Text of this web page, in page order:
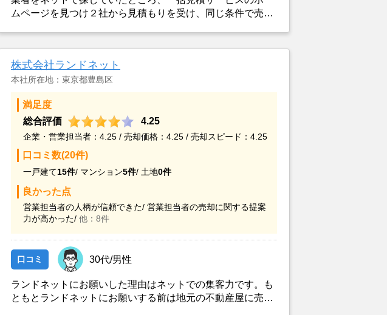
ムページを見つけ２社から見積もりを受け、同じ条件で売り
株式会社ランドネット
本社所在地：東京都豊島区
満足度
総合評価
4.25
企業・営業担当者：4.25 / 売却価格：4.25 / 売却スピード：4.25
口コミ数(20件)
一戸建て15件/ マンション5件/ 土地0件
良かった点
営業担当者の人柄が信頼できた/ 営業担当者の売却に関する提案
力が高かった/ 他：8件
口コミ 30代/男性
ランドネットにお願いした理由はネットでの集客力です。も
ともとランドネットにお願いする前は地元の不動産屋に売却